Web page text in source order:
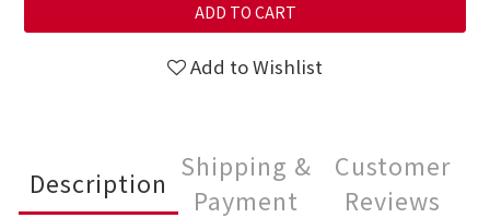
ADD TO CART
Add to Wishlist
Description
Shipping &
Payment
Customer
Reviews